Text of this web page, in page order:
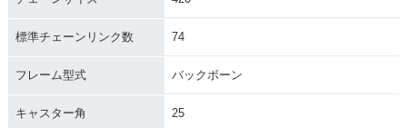
標準チェーンリンク数 74
フレーム型式 バックボーン
キャスター角 25